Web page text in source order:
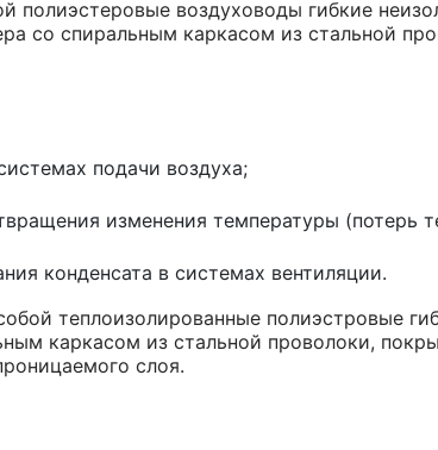
полиэстеровые воздуховоды гибкие
со спиральным каркасом из стальной
подачи воздуха;
изменения температуры (потерь
конденсата в системах вентиляции.
теплоизолированные полиэстровые
каркасом из стальной проволоки,
слоя.